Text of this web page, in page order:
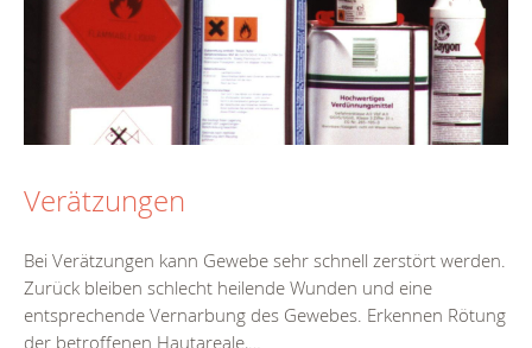
Verätzungen
Bei Verätzungen kann Gewebe sehr schnell zerstört werden.
Zurück bleiben schlecht heilende Wunden und eine
entsprechende Vernarbung des Gewebes. Erkennen Rötung
der betroffenen Hautareale,…